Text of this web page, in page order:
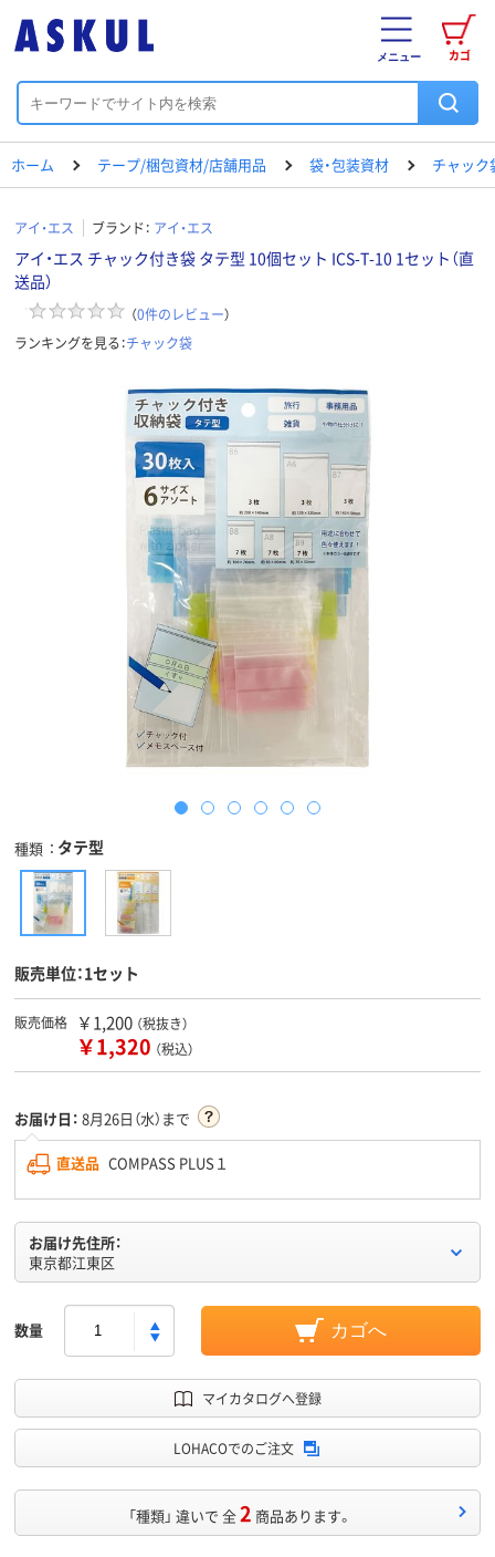
カゴ
メニュー
ホーム テープ/梱包資材/店舗用品 袋・包装資材 チャック
アイ・エス ブランド： アイ・エス
アイ・エス チャック付き袋 タテ型 10個セット ICS-T-10 1セット（直
送品）
（0件のレビュー）
ランキングを見る：チャック袋
種類 タテ型
販売単位：1セット
販売価格 ￥1,200 （税抜き）
￥1,320 （税込）
お届け日： 8月26日（水）まで
直送品 COMPASS PLUS１
お届け先住所：
東京都江東区
数量 カゴへ
マイカタログへ登録
LOHACOでのご注文
「種類」 違いで 全2 商品あります。